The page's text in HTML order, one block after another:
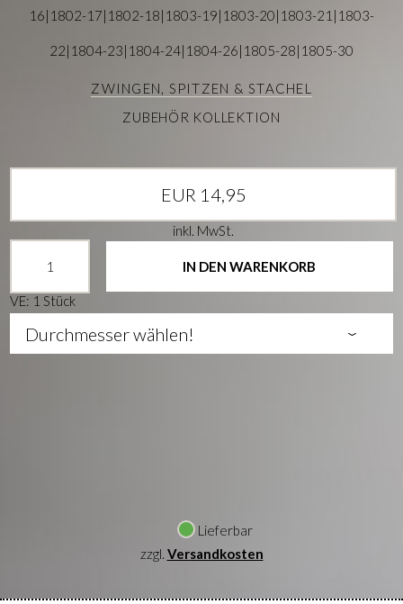
16|1802-17|1802-18|1803-19|1803-20|1803-21|1803-
22|1804-23|1804-24|1804-26|1805-28|1805-30
ZWINGEN, SPITZEN & STACHEL
ZUBEHÖR KOLLEKTION
EUR 14,95
inkl. MwSt.
VE: 1 Stück
IN DEN WARENKORB
Lieferbar
zzgl. Versandkosten